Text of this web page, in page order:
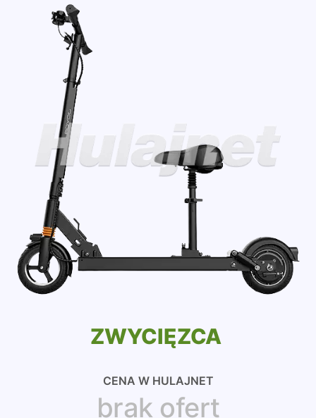
ZWYCIĘZCA
CENA W HULAJNET
brak ofert